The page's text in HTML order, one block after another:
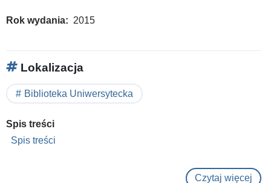
Rok wydania 2015
Lokalizacja
Biblioteka Uniwersytecka
Spis treści
Spis treści
Czytaj więcej